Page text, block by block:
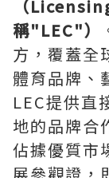
（
稱"LEC"）
方，覆蓋全
體育品牌、
LEC提供直
地的品牌合
佔據優質市